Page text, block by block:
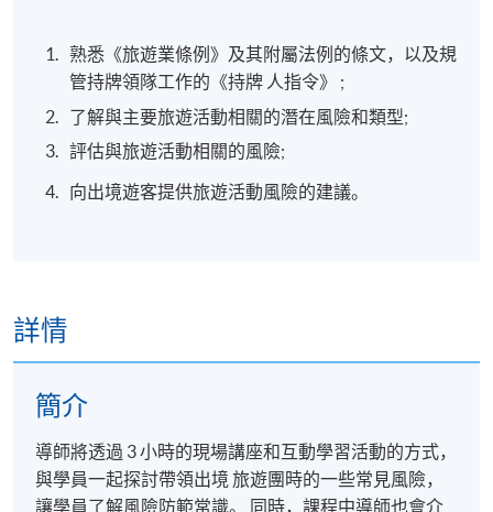
熟悉《旅遊業條例》及其附屬法例的條文，以及規
管持牌領隊工作的《持牌 人指令》 ;
了解與主要旅遊活動相關的潛在風險和類型;
評估與旅遊活動相關的風險;
向出境遊客提供旅遊活動風險的建議。
詳情
簡介
導師將透過 3 小時的現場講座和互動學習活動的方式，
與學員一起探討帶領出境 旅遊團時的一些常見風險，
讓學員了解風險防範常識。 同時，課程中導師也會介